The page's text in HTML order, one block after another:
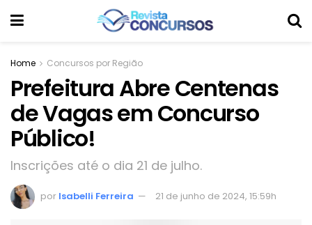
Home Concursos por Região
Prefeitura Abre Centenas
de Vagas em Concurso
Público!
Inscrições até o dia 21 de julho.
por Isabelli Ferreira 21 de junho de 2024, 15:59h